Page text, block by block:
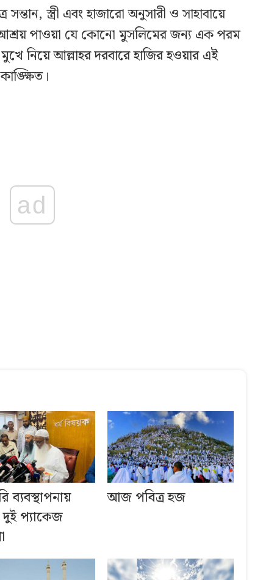
স্ত্রী এবং হাজারো অনুসারী ও সাহাবায়ে
পাওয়া যে কোনো মুসলিমের জন্য এক পরম
নিয়ে আল্লাহর দরবারে হাজির হওয়ার এই
ad
ব্যবস্থাপনায়
প্যাকেজ
আজ পবিত্র হজ